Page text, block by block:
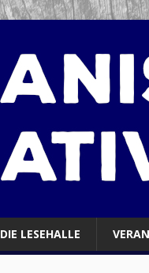
DIE LESEHALLE